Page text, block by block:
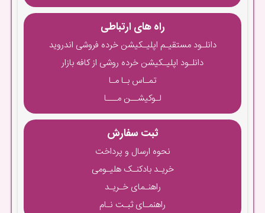
راه های ارتباطی
دانلـود مستقیـم اپلیـکیشن خرده فروشی اندروید
دانلـود اپلیـکیشن خرده روشی از کافه بازار
تمـاس بـا مـا
لـوکیشــن مـــا
ثبت سفارش
نحوه ارسال و پرداخت
خریـد بادکنـک هلیـومی
راهنـمای خـریـد
راهنمـای ثبـت نـام